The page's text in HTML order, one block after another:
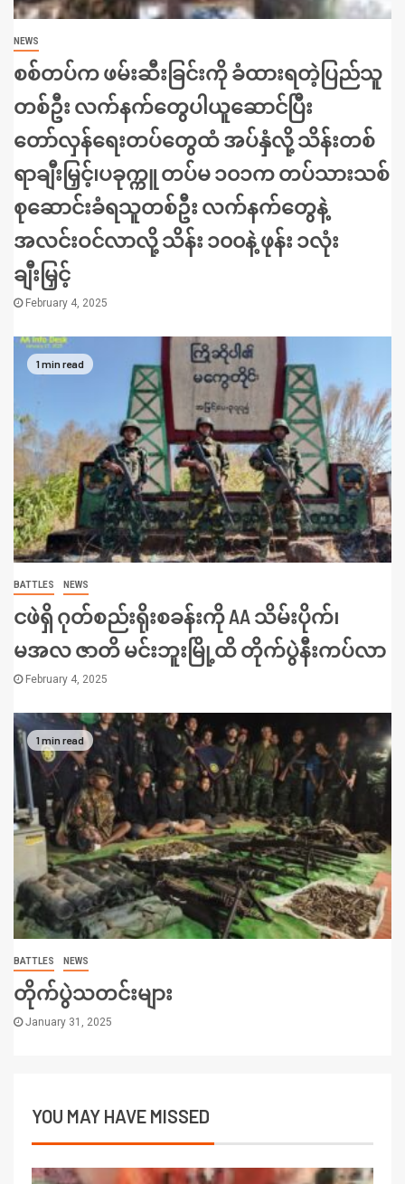
NEWS
စစ်တပ်က ဖမ်းဆီးခြင်းကို ခံထားရတဲ့ပြည်သူ
တစ်ဦး လက်နက်တွေပါယူဆောင်ပြီး
တော်လှန်ရေးတပ်တွေထံ အပ်နှံလို့ သိန်းတစ်
ရာချီးမြှင့်၊ပခုက္ကူ တပ်မ ၁၀၁က တပ်သားသစ်
စုဆောင်းခံရသူတစ်ဦး လက်နက်တွေနဲ့
အလင်းဝင်လာလို့ သိန်း ၁၀၀နဲ့ ဖုန်း ၁လုံး
ချီးမြှင့်
February 4, 2025
1 min read
BATTLES NEWS
ငဖဲရှိ ဂုတ်စည်းရိုးစခန်းကို AA သိမ်းပိုက်၊
မအလ ဇာတိ မင်းဘူးမြို့ထိ တိုက်ပွဲနီးကပ်လာ
February 4, 2025
1 min read
BATTLES NEWS
တိုက်ပွဲသတင်းများ
January 31, 2025
YOU MAY HAVE MISSED